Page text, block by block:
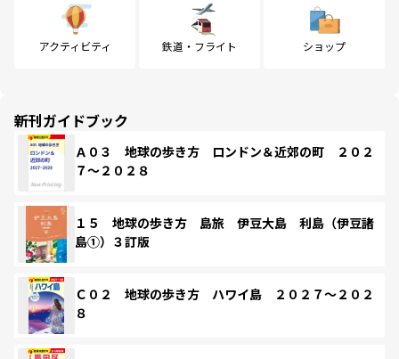
アクティビティ 鉄道・フライト ショップ
新刊ガイドブック
Ａ０３ 地球の歩き方 ロンドン＆近郊の町 ２０２
７～２０２８
１５ 地球の歩き方 島旅 伊豆大島 利島（伊豆諸
島①）３訂版
Ｃ０２ 地球の歩き方 ハワイ島 ２０２７～２０２
８